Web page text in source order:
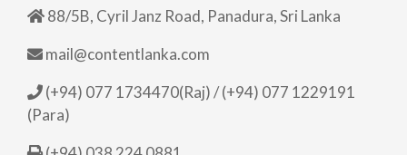
88/5B, Cyril Janz Road, Panadura, Sri Lanka
mail@contentlanka.com
(+94) 077 1734470(Raj) / (+94) 077 1229191
(Para)